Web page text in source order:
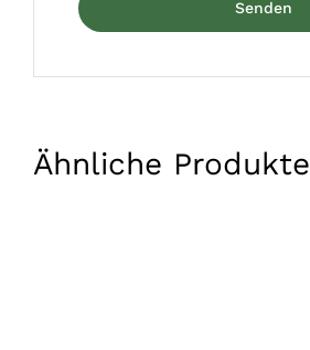
Ähnliche Produkte